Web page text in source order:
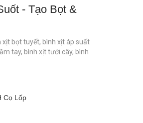
- Tạo Bọt &
xịt bọt tuyết, bình xịt áp suất
tay, bình xịt tưới cây, bình
Cọ Lốp